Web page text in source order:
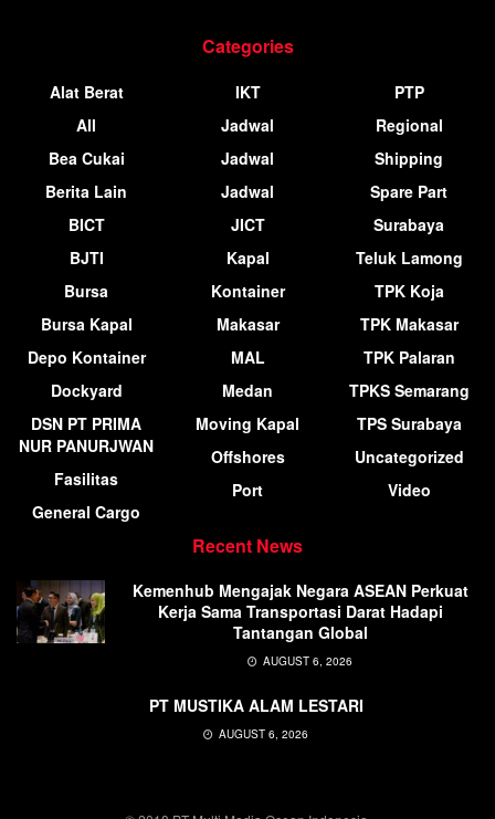
Categories
Alat Berat
All
Bea Cukai
Berita Lain
BICT
BJTI
Bursa
Bursa Kapal
Depo Kontainer
Dockyard
DSN PT PRIMA
NUR PANURJWAN
Fasilitas
General Cargo
IKT
Jadwal
Jadwal
Jadwal
JICT
Kapal
Kontainer
Makasar
MAL
Medan
Moving Kapal
Offshores
Port
PTP
Regional
Shipping
Spare Part
Surabaya
Teluk Lamong
TPK Koja
TPK Makasar
TPK Palaran
TPKS Semarang
TPS Surabaya
Uncategorized
Video
Recent News
Kemenhub Mengajak Negara ASEAN Perkuat
Kerja Sama Transportasi Darat Hadapi
Tantangan Global
AUGUST 6, 2026
PT MUSTIKA ALAM LESTARI
AUGUST 6, 2026